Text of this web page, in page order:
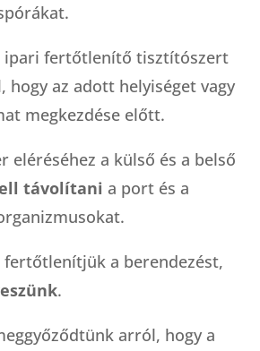
ipari fertőtlenítő tisztítószert
az adott helyiséget vagy
megkezdése előtt.
eléréséhez a külső és a belső
távolítani a port és a
a berendezést,
.
arról, hogy a